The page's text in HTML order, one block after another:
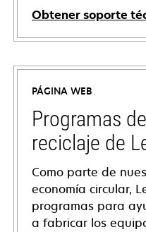
Obtener soporte
se
abre
una
pestaña
nueva
PÁGINA WEB
Programas
reciclaje de
Como parte de
economía circular,
programas para
a fabricar los